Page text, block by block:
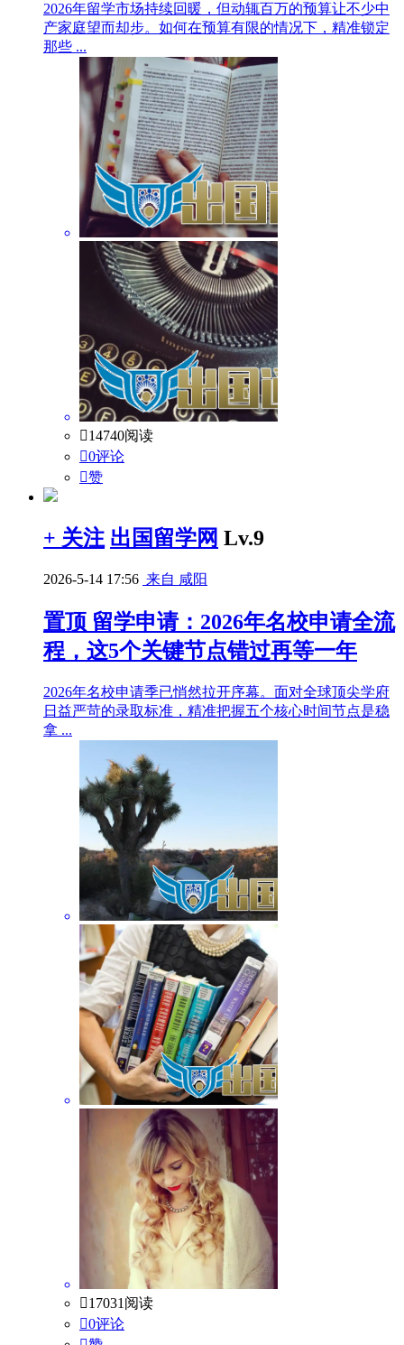
2026年留学市场持续回暖，但动辄百万的预算让不少中
产家庭望而却步。如何在预算有限的情况下，精准锁定
那些 ...
14740阅读
0评论
赞
+ 关注 出国留学网 Lv.9
2026-5-14 17:56 来自 咸阳
置顶 留学申请：2026年名校申请全流
程，这5个关键节点错过再等一年
2026年名校申请季已悄然拉开序幕。面对全球顶尖学府
日益严苛的录取标准，精准把握五个核心时间节点是稳
拿 ...
17031阅读
0评论